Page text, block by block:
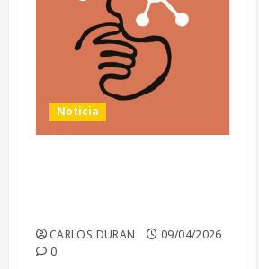
Noticia
CARLOS.DURAN
09/04/2026
0